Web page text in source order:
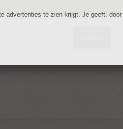
advertenties te zien krijgt. Je geeft,